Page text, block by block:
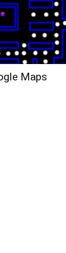
Maps